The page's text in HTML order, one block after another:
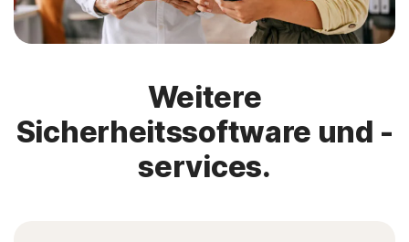
Weitere
Sicherheitssoftware und -
services.